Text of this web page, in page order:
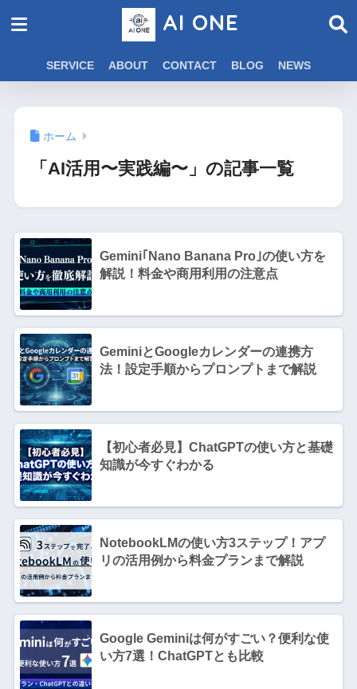
AI ONE
SERVICE ABOUT CONTACT BLOG NEWS
ホーム
「AI活用〜実践編〜」の記事一覧
Gemini｢Nano Banana Pro｣の使い方を
解説！料金や商用利用の注意点
GeminiとGoogleカレンダーの連携方
法！設定手順からプロンプトまで解説
【初心者必見】ChatGPTの使い方と基礎
知識が今すぐわかる
NotebookLMの使い方3ステップ！アプ
リの活用例から料金プランまで解説
Google Geminiは何がすごい？便利な使
い方7選！ChatGPTとも比較